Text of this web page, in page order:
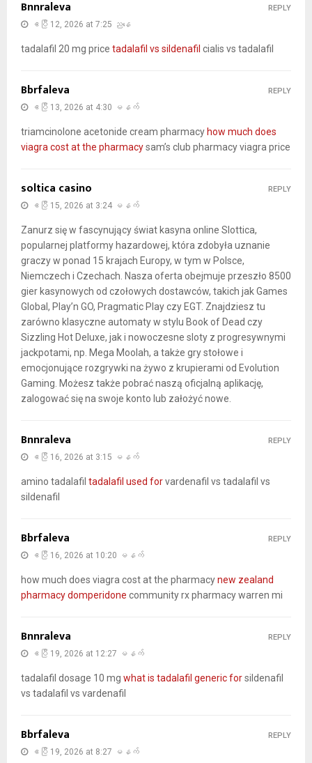
Bnnraleva
ဧပြီ 12, 2026 at 7:25 ညနေ
tadalafil 20 mg price tadalafil vs sildenafil cialis vs tadalafil
REPLY
Bbrfaleva
ဧပြီ 13, 2026 at 4:30 မနက်
triamcinolone acetonide cream pharmacy how much does
viagra cost at the pharmacysam’s club pharmacy viagra price
REPLY
soltica casino
ဧပြီ 15, 2026 at 3:24 မနက်
Zanurz się w fascynujący świat kasyna online Slottica,
popularnej platformy hazardowej, która zdobyła uznanie
graczy w ponad 15 krajach Europy, w tym w Polsce,
Niemczech i Czechach. Nasza oferta obejmuje przeszło 8500
gier kasynowych od czołowych dostawców, takich jak Games
Global, Play’n GO, Pragmatic Play czy EGT. Znajdziesz tu
zarówno klasyczne automaty w stylu Book of Dead czy
Sizzling Hot Deluxe, jak i nowoczesne sloty z progresywnymi
jackpotami, np. Mega Moolah, a także gry stołowe i
emocjonujące rozgrywki na żywo z krupierami od Evolution
Gaming. Możesz także pobrać naszą oficjalną aplikację,
zalogować się na swoje konto lub założyć nowe.
REPLY
Bnnraleva
ဧပြီ 16, 2026 at 3:15 မနက်
amino tadalafil tadalafil used forvardenafil vs tadalafil vs
sildenafil
REPLY
Bbrfaleva
ဧပြီ 16, 2026 at 10:20 မနက်
how much does viagra cost at the pharmacynew zealand
pharmacy domperidone community rx pharmacy warren mi
REPLY
Bnnraleva
ဧပြီ 19, 2026 at 12:27 မနက်
tadalafil dosage 10 mg what is tadalafil generic forsildenafil
vs tadalafil vs vardenafil
REPLY
Bbrfaleva
ဧပြီ 19, 2026 at 8:27 မနက်
REPLY